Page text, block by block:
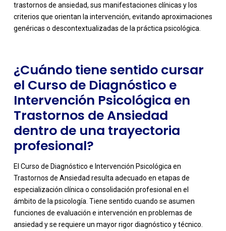
trastornos de ansiedad, sus manifestaciones clínicas y los
criterios que orientan la intervención, evitando aproximaciones
genéricas o descontextualizadas de la práctica psicológica.
¿Cuándo tiene sentido cursar
el Curso de Diagnóstico e
Intervención Psicológica en
Trastornos de Ansiedad
dentro de una trayectoria
profesional?
El Curso de Diagnóstico e Intervención Psicológica en
Trastornos de Ansiedad resulta adecuado en etapas de
especialización clínica o consolidación profesional en el
ámbito de la psicología. Tiene sentido cuando se asumen
funciones de evaluación e intervención en problemas de
ansiedad y se requiere un mayor rigor diagnóstico y técnico.